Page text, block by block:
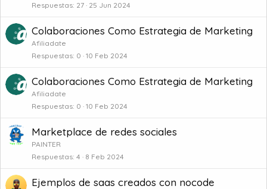
Respuestas 27 25 Jun 2024
Colaboraciones Como Estrategia de Marketing
Afiliadate
Respuestas 0 10 Feb 2024
Colaboraciones Como Estrategia de Marketing
Afiliadate
Respuestas 0 10 Feb 2024
Marketplace de redes sociales
PAINTER
Respuestas 4 8 Feb 2024
Ejemplos de saas creados con nocode